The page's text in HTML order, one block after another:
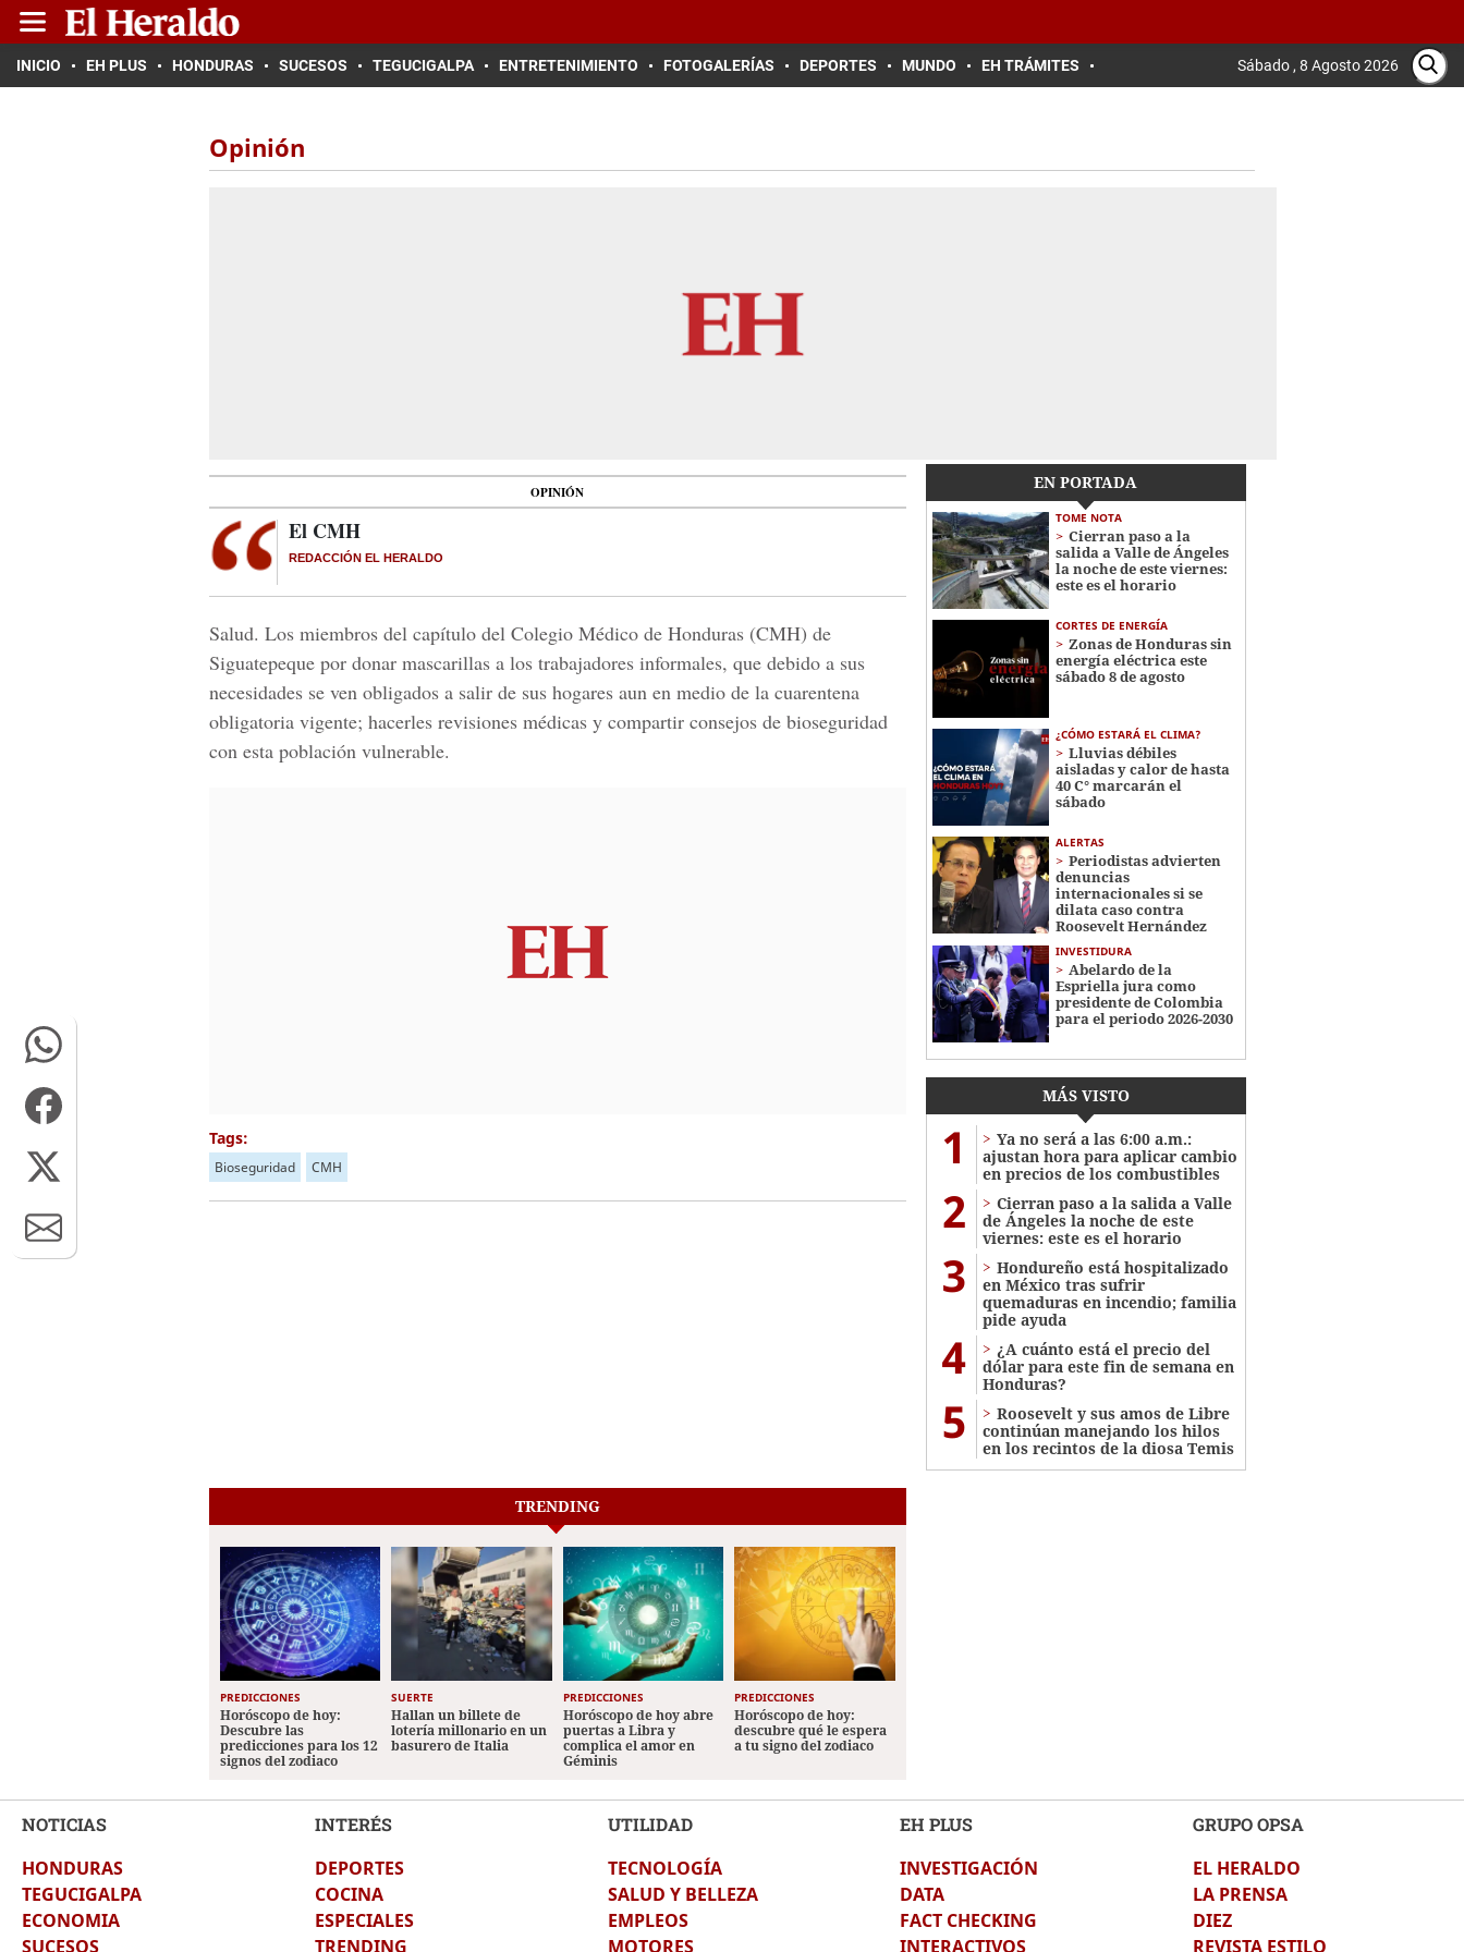
INICIO EH PLUS HONDURAS SUCESOS TEGUCIGALPA ENTRETENIMIENTO FOTOGALERÍAS DEPORTES MUNDO EH TRÁMITES Sábado , 8 Agosto 2026
Opinión
OPINIÓN
El CMH
REDACCIÓN EL HERALDO
Salud. Los miembros del capítulo del Colegio Médico de Honduras (CMH) de
Siguatepeque por donar mascarillas a los trabajadores informales, que debido a sus
necesidades se ven obligados a salir de sus hogares aun en medio de la cuarentena
obligatoria vigente; hacerles revisiones médicas y compartir consejos de bioseguridad
con esta población vulnerable.
Tags:
Bioseguridad CMH
EN PORTADA
TOME NOTA
Cierran paso a la
salida a Valle de Ángeles
la noche de este viernes:
este es el horario
CORTES DE ENERGÍA
Zonas de Honduras sin
energía eléctrica este
sábado 8 de agosto
¿CÓMO ESTARÁ EL CLIMA?
Lluvias débiles
aisladas y calor de hasta
40 C° marcarán el
sábado
ALERTAS
Periodistas advierten
denuncias
internacionales si se
dilata caso contra
Roosevelt Hernández
INVESTIDURA
Abelardo de la
Espriella jura como
presidente de Colombia
para el periodo 2026-2030
MÁS VISTO
1
Ya no será a las 6:00 a.m.:
ajustan hora para aplicar cambio
en precios de los combustibles
2
Cierran paso a la salida a Valle
de Ángeles la noche de este
viernes: este es el horario
3
Hondureño está hospitalizado
en México tras sufrir
quemaduras en incendio; familia
pide ayuda
4
¿A cuánto está el precio del
dólar para este fin de semana en
Honduras?
5
Roosevelt y sus amos de Libre
continúan manejando los hilos
en los recintos de la diosa Temis
TRENDING
PREDICCIONES
Horóscopo de hoy:
Descubre las
predicciones para los 12
signos del zodiaco
SUERTE
Hallan un billete de
lotería millonario en un
basurero de Italia
PREDICCIONES
Horóscopo de hoy abre
puertas a Libra y
complica el amor en
Géminis
PREDICCIONES
Horóscopo de hoy:
descubre qué le espera
a tu signo del zodiaco
NOTICIAS
HONDURAS
TEGUCIGALPA
ECONOMIA
SUCESOS
INTERÉS
DEPORTES
COCINA
ESPECIALES
TRENDING
UTILIDAD
TECNOLOGÍA
SALUD Y BELLEZA
EMPLEOS
MOTORES
EH PLUS
INVESTIGACIÓN
DATA
FACT CHECKING
INTERACTIVOS
GRUPO OPSA
EL HERALDO
LA PRENSA
DIEZ
REVISTA ESTILO